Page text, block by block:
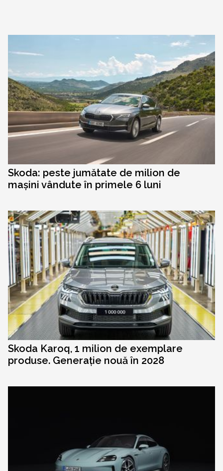
Skoda: peste jumătate de milion de
mașini vândute în primele 6 luni
Skoda Karoq, 1 milion de exemplare
produse. Generație nouă în 2028